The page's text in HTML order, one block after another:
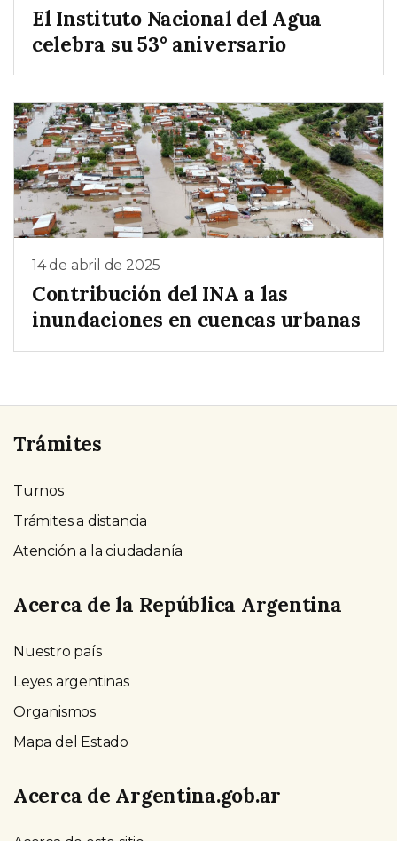
El Instituto Nacional del Agua
celebra su 53° aniversario
14 de abril de 2025
Contribución del INA a las
inundaciones en cuencas urbanas
Trámites
Turnos
Trámites a distancia
Atención a la ciudadanía
Acerca de la República Argentina
Nuestro país
Leyes argentinas
Organismos
Mapa del Estado
Acerca de Argentina.gob.ar